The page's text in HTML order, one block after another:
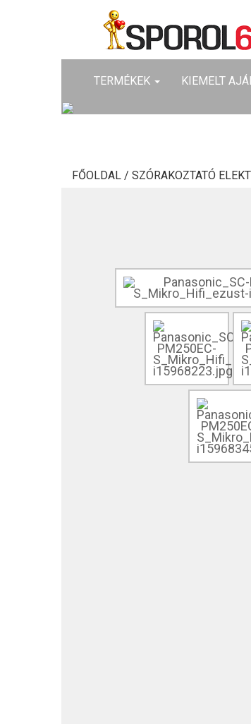
TERMÉKEK KIEMELT
FŐOLDAL / SZÓRAKOZTATÓ